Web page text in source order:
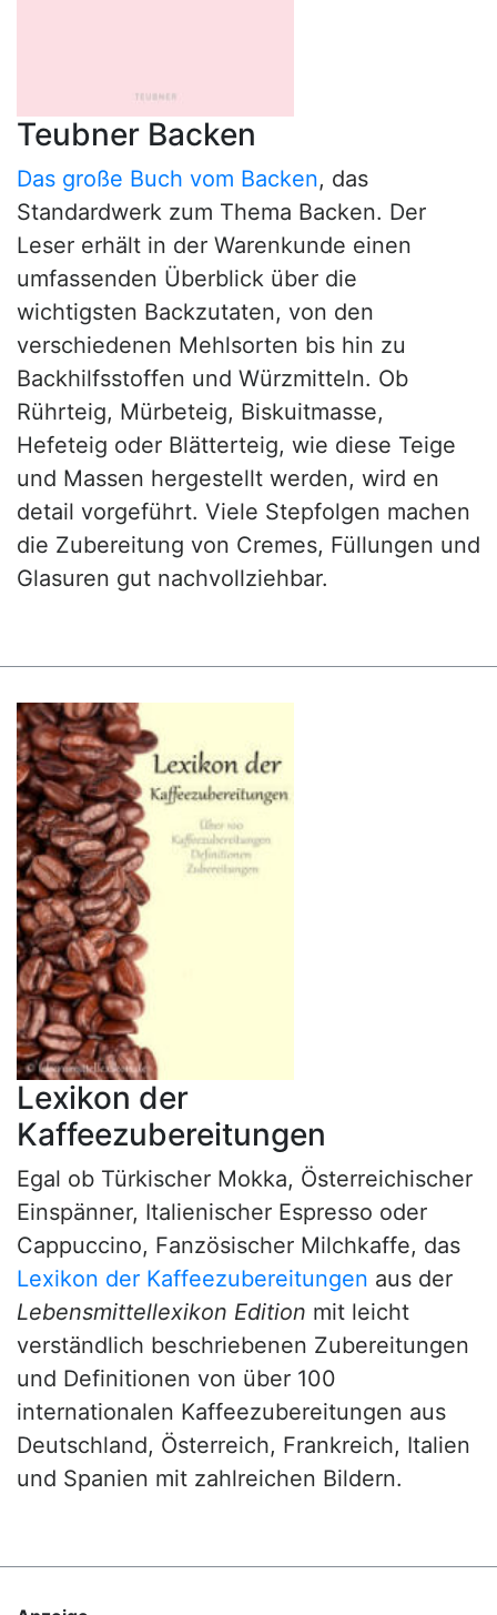
Teubner Backen
Das große Buch vom Backen, das
Standardwerk zum Thema Backen. Der
Leser erhält in der Warenkunde einen
umfassenden Überblick über die
wichtigsten Backzutaten, von den
verschiedenen Mehlsorten bis hin zu
Backhilfsstoffen und Würzmitteln. Ob
Rührteig, Mürbeteig, Biskuitmasse,
Hefeteig oder Blätterteig, wie diese Teige
und Massen hergestellt werden, wird en
detail vorgeführt. Viele Stepfolgen machen
die Zubereitung von Cremes, Füllungen und
Glasuren gut nachvollziehbar.
Lexikon der
Kaffeezubereitungen
Egal ob Türkischer Mokka, Österreichischer
Einspänner, Italienischer Espresso oder
Cappuccino, Fanzösischer Milchkaffe, das
Lexikon der Kaffeezubereitungen aus der
Lebensmittellexikon Edition mit leicht
verständlich beschriebenen Zubereitungen
und Definitionen von über 100
internationalen Kaffeezubereitungen aus
Deutschland, Österreich, Frankreich, Italien
und Spanien mit zahlreichen Bildern.